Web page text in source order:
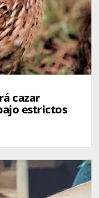
cazar
estrictos